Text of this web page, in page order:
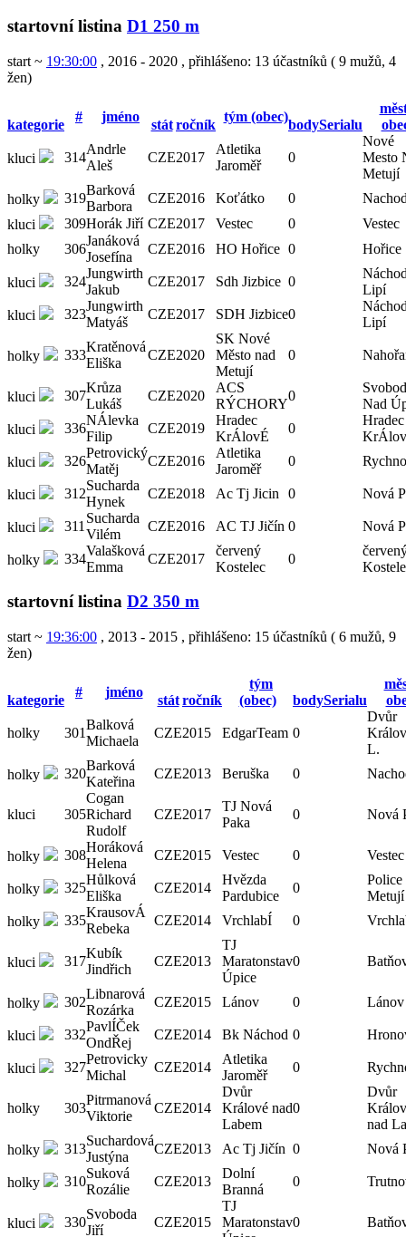
startovní listina D1 250 m
start ~ 19:30:00 , 2016 - 2020 , přihlášeno: 13 účastníků ( 9 mužů, 4
žen)
kategorie
# jméno
stát ročník
tým (obec)
bodySerialu
kluci 314
Andrle
Aleš
CZE2017
Atletika
Jaroměř
0
Nové
Mesto
Metují
holky
319
Barková
Barbora
CZE2016 Koťátko 0
kluci
309Horák Jiří CZE2017 Vestec 0
Vestec
holky
306
Janáková
Josefína
CZE2016 HO Hořice 0 Hořice
kluci 324
Jungwirth
Jakub
CZE2017 Sdh Jizbice 0
Lipí
kluci
323
Jungwirth
Matyáš
CZE2017 SDH Jizbice0
Lipí
holky 333
Kratěnová
Eliška
CZE2020
SK Nové
Město nad
Metují
0
kluci 307
Krůza
Lukáš
CZE2020
ACS
RÝCHORY
0
Nad
kluci
336
NÁlevka
Filip
CZE2019
Hradec
KrÁlovÉ
0
Hradec
kluci
326
Petrovický
Matěj
CZE2016
Atletika
Jaroměř
0
kluci 312
Sucharda
Hynek
CZE2018 Ac Tj Jicin 0 Nová
kluci 311
Sucharda
Vilém
CZE2016 AC TJ Jičín 0 Nová
holky 334
Valašková
Emma
CZE2017
červený
Kostelec
0
startovní listina D2 350 m
start ~ 19:36:00 , 2013 - 2015 , přihlášeno: 15 účastníků ( 6 mužů, 9
žen)
kategorie
# jméno
stát ročník
tým
(obec)
bodySerialu
holky 301
Balková
Michaela
CZE2015 EdgarTeam 0
Dvůr
L.
holky
320
Barková
Kateřina
CZE2013 Beruška 0
kluci 305
Cogan
Richard
Rudolf
CZE2017
TJ Nová
Paka
0 Nová
holky 308
Horáková
Helena
CZE2015 Vestec 0 Vestec
holky 325
Hůlková
Eliška
CZE2014
Hvězda
Pardubice
0
Police
Metují
holky
335
KrausovÁ
Rebeka
CZE2014 VrchlabÍ 0
kluci 317
Kubík
Jindřich
CZE2013
TJ
Maratonstav
Úpice
0
holky 302
Libnarová
Rozárka
CZE2015 Lánov 0 Lánov
kluci 332
PavlÍČek
OndŘej
CZE2014 Bk Náchod 0
kluci 327
Petrovicky
Michal
CZE2014
Atletika
Jaroměř
0
holky 303
Pitrmanová
Viktorie
CZE2014
Dvůr
Králové nad
Labem
0
Dvůr
nad
holky
313
Suchardová
Justýna
CZE2013 Ac Tj Jičín 0 Nová
holky 310
Suková
Rozálie
CZE2013
Dolní
Branná
0
kluci 330
Svoboda
Jiří
CZE2015
TJ
Maratonstav0